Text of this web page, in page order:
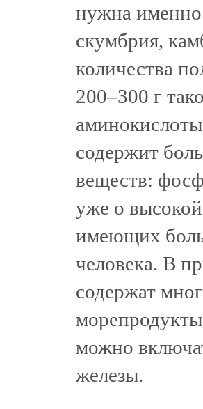
нужна именно
скумбрия,
количества
200–300 г
содержит
веществ:
уже о
имеющих
человека. В
содержат
можно
железы.